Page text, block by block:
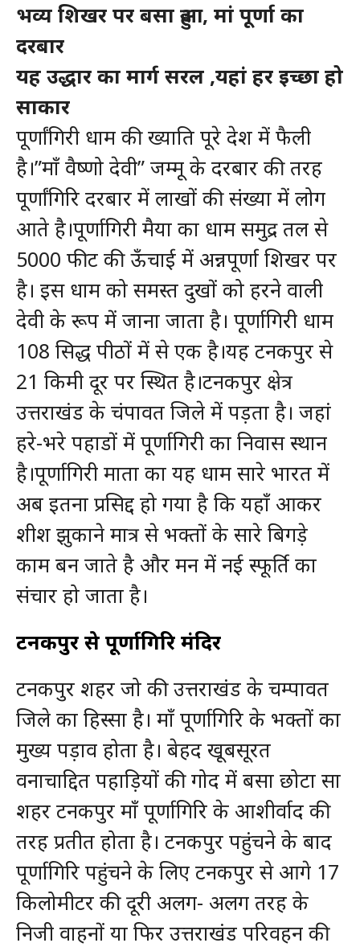
भव्य शिखर पर बसा हुआ, मां पूर्णा का
दरबार
यह उद्धार का मार्ग सरल ,यहां हर इच्छा हो
साकार
पूर्णांगिरी धाम की ख्याति पूरे देश में फैली
है।”माँ वैष्णो देवी” जम्मू के दरबार की तरह
पूर्णांगिरि दरबार में लाखों की संख्या में लोग
आते है।पूर्णागिरी मैया का धाम समुद्र तल से
5000 फीट की ऊँचाई में अन्नपूर्णा शिखर पर
है। इस धाम को समस्त दुखों को हरने वाली
देवी के रूप में जाना जाता है। पूर्णागिरी धाम
108 सिद्ध पीठों में से एक है।यह टनकपुर से
21 किमी दूर पर स्थित है।टनकपुर क्षेत्र
उत्तराखंड के चंपावत जिले में पड़ता है। जहां
हरे-भरे पहाडों में पूर्णागिरी का निवास स्‍‌थान
है।पूर्णागिरी माता का यह धाम सारे भारत में
अब इतना प्रसिद्द हो गया है कि यहाँ आकर
शीश झुकाने मात्र से भक्तों के सारे बिगडे़
काम बन जाते है और मन में नई स्फूर्ति का
संचार हो जाता है।
टनकपुर से पूर्णागिरि मंदिर
टनकपुर शहर जो की उत्तराखंड के चम्पावत
जिले का हिस्सा है। माँ पूर्णागिरि के भक्तों का
मुख्य पड़ाव होता है। बेहद खूबसूरत
वनाचाद्दित पहाड़ियों की गोद में बसा छोटा सा
शहर टनकपुर माँ पूर्णागिरि के आशीर्वाद की
तरह प्रतीत होता है। टनकपुर पहुंचने के बाद
पूर्णागिरि पहुंचने के लिए टनकपुर से आगे 17
किलोमीटर की दूरी अलग- अलग तरह के
निजी वाहनों या फिर उत्तराखंड परिवहन की